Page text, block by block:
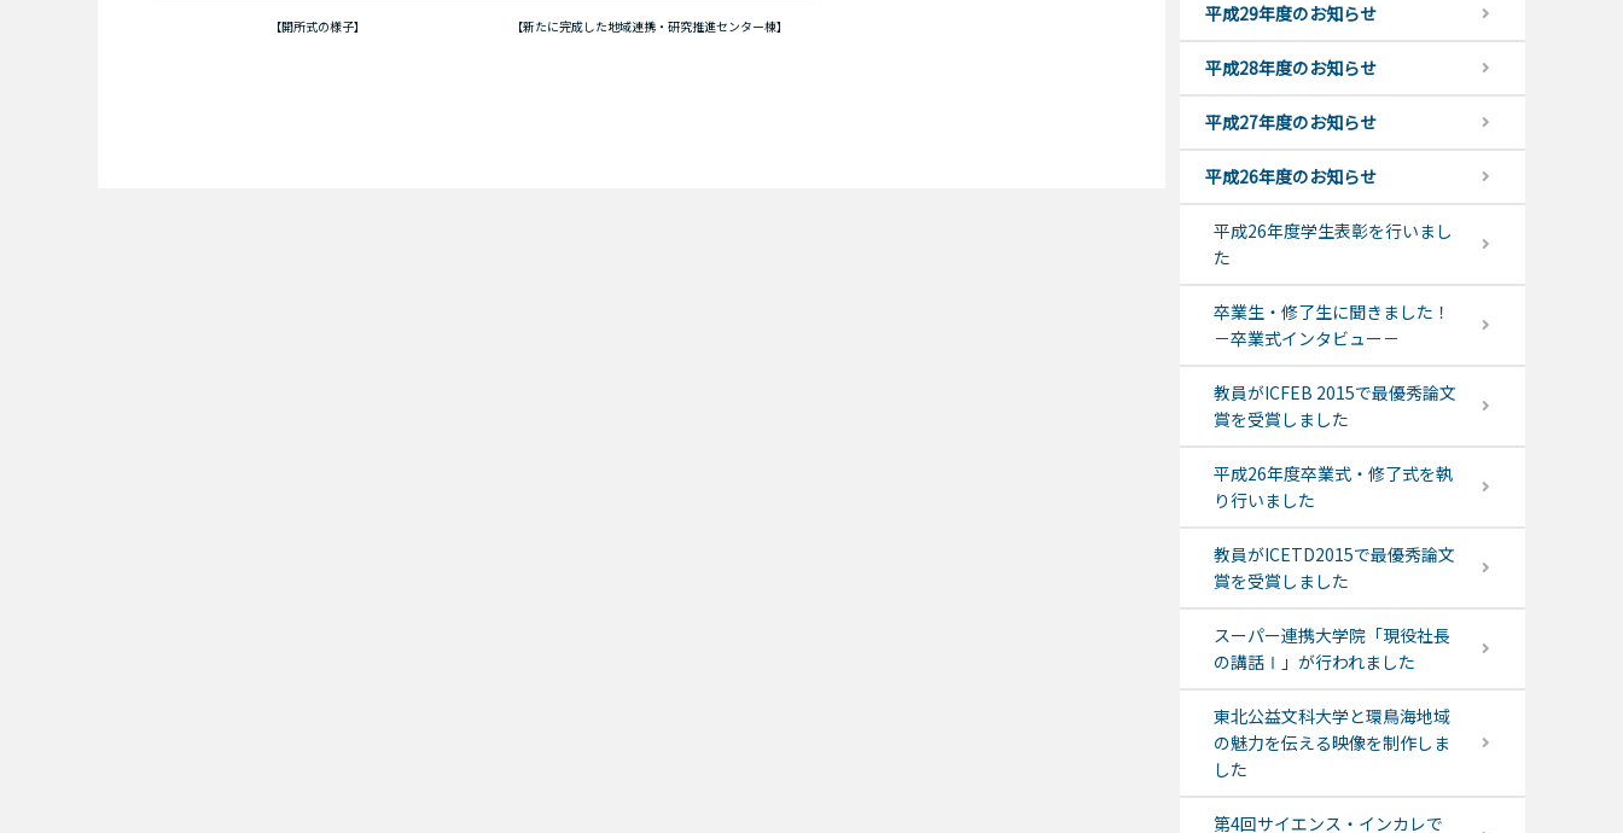
【開所式の様子】 【新たに完成した地域連携・研究推進センター棟】
平成29年度のお知らせ
平成28年度のお知らせ
平成27年度のお知らせ
平成26年度のお知らせ
平成26年度学生表彰を行いまし
た
卒業生・修了生に聞きました！
－卒業式インタビュー－
教員がICFEB 2015で最優秀論文
賞を受賞しました
平成26年度卒業式・修了式を執
り行いました
教員がICETD2015で最優秀論文
賞を受賞しました
スーパー連携大学院「現役社長
の講話Ⅰ」が行われました
東北公益文科大学と環鳥海地域
の魅力を伝える映像を制作しま
した
第4回サイエンス・インカレで